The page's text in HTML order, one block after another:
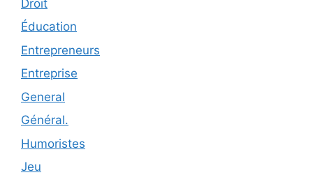
Droit
Éducation
Entrepreneurs
Entreprise
General
Général.
Humoristes
Jeu